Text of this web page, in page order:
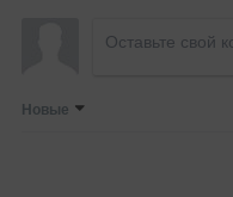
Новые